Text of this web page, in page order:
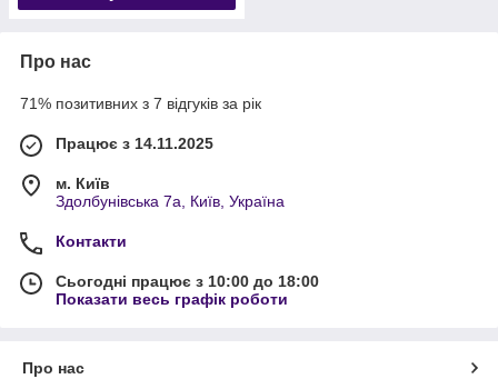
Про нас
71% позитивних з 7 відгуків за рік
Працює з 14.11.2025
м. Київ
Здолбунівська 7а, Київ, Україна
Контакти
Сьогодні працює з 10:00 до 18:00
Показати весь графік роботи
Про нас